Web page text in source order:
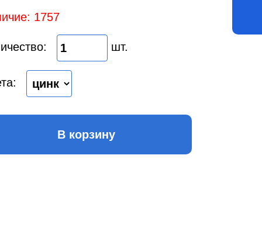
1757
шт.
В корзину